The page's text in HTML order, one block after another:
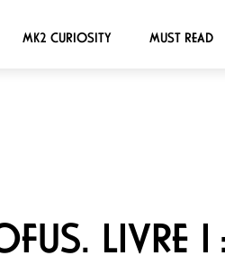
MK2 CURIOSITY MUST READ
LIVRE I